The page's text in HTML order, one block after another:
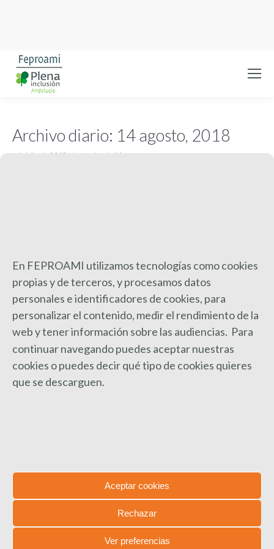
En FEPROAMI utilizamos tecnologías como cookies
propias y de terceros, y procesamos datos
personales e identificadores de cookies, para
personalizar el contenido, medir el rendimiento de la
web ytener información sobre las audiencias. Para
continuar navegando puedes aceptar nuestras
cookies o puedes decir qué tipo de cookies quieres
que se descarguen.
Aceptar cookies
Rechazar
Ver preferencias
Archivo diario: 14 agosto, 2018
Estás aquí:
Inicio 2018 agosto 14
Gerencia
14 agosto, 2018
Deja un comentario
Publicado con BOE de 14 de agosto de 2018,